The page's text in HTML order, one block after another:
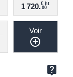
1 720.€ ht
00
Voir
add_circle_outline
live_help